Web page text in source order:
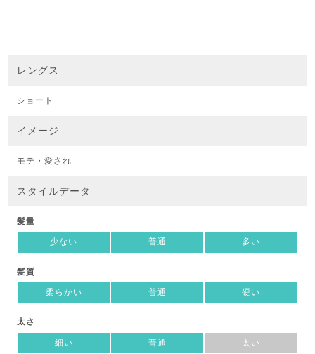
レングス
ショート
イメージ
モテ・愛され
スタイルデータ
髪量
少ない 普通 多い
髪質
柔らかい 普通 硬い
太さ
細い 普通 太い